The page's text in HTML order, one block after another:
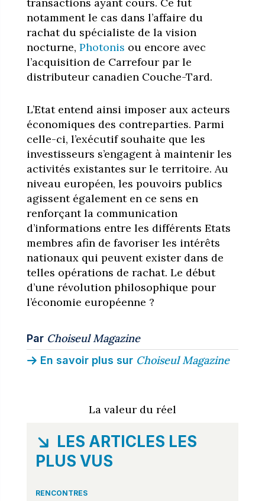
notamment le cas dans l’affaire du
rachat du spécialiste de la vision
nocturne, Photonis ou encore avec
l’acquisition de Carrefour par le
distributeur canadien Couche-Tard.
L’Etat entend ainsi imposer aux acteurs
économiques des contreparties. Parmi
celle-ci, l’exécutif souhaite que les
investisseurs s’engagent à maintenir les
activités existantes sur le territoire. Au
niveau européen, les pouvoirs publics
agissent également en ce sens en
renforçant la communication
d’informations entre les différents Etats
membres afin de favoriser les intérêts
nationaux qui peuvent exister dans de
telles opérations de rachat. Le début
d’une révolution philosophique pour
l’économie européenne ?
Par Choiseul Magazine
En savoir plus sur Choiseul Magazine
La valeur du réel
LES ARTICLES LES
PLUS VUS
RENCONTRES